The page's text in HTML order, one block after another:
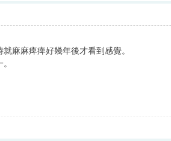
麻麻痺痺好幾年後才看到感覺。